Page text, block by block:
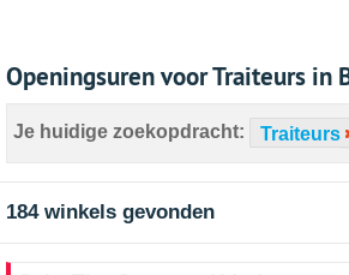
Openingsuren voor Traiteurs in
Je huidige zoekopdracht: Traiteurs
184 winkels gevonden